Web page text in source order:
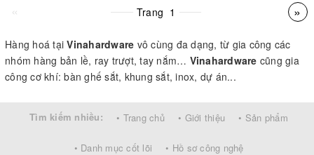
« Trang 1 »
Hàng hoá tạiVinahardware vô cùng đa dạng, từ gia công các
nhóm hàng bản lề, ray trượt, tay nắm… Vinahardware cũng gia
công cơ khí: bàn ghế sắt, khung sắt, inox, dự án...
Tìm kiếm nhiều: • Trang chủ • Giới thiệu • Sản phẩm
• Danh mục cốt lõi • Hồ sơ công nghệ